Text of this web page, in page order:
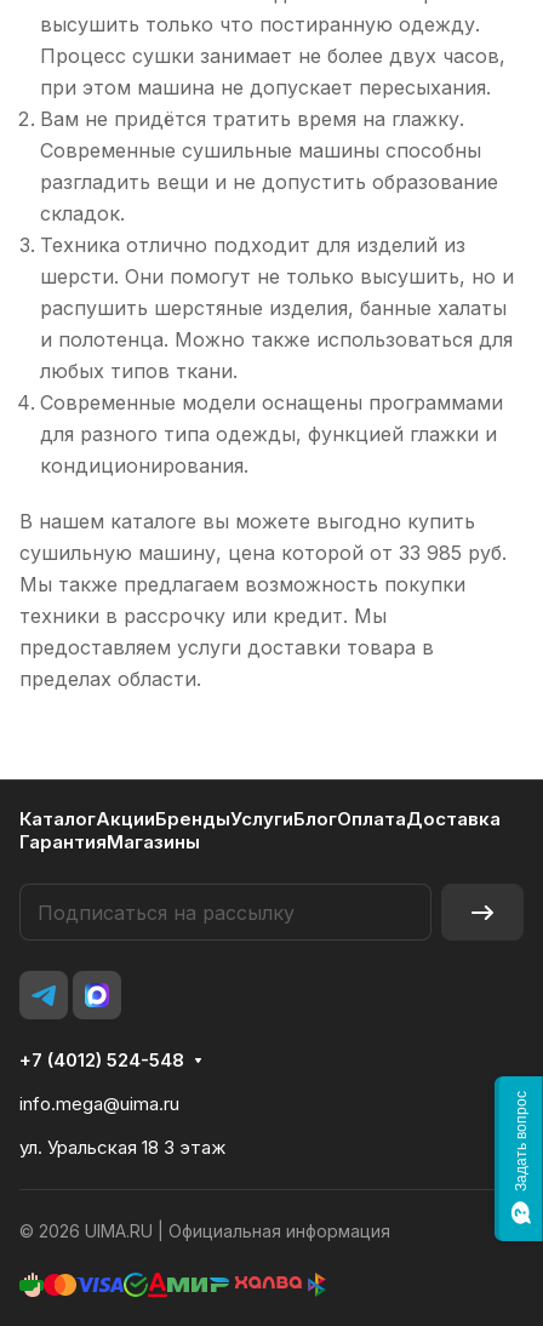
высушить только что постиранную одежду.
Процесс сушки занимает не более двух часов,
при этом машина не допускает пересыхания.
Вам не придётся тратить время на глажку.
Современные сушильные машины способны
разгладить вещи и не допустить образование
складок.
Техника отлично подходит для изделий из
шерсти. Они помогут не только высушить, но и
распушить шерстяные изделия, банные халаты
и полотенца. Можно также использоваться для
любых типов ткани.
Современные модели оснащены программами
для разного типа одежды, функцией глажки и
кондиционирования.
В нашем каталоге вы можете выгодно купить
сушильную машину, цена которой от 33 985 руб.
Мы также предлагаем возможность покупки
техники в рассрочку или кредит. Мы
предоставляем услуги доставки товара в
пределах области.
КаталогАкцииБрендыУслугиБлогОплатаДоставка
ГарантияМагазины
+7 (4012) 524-548
info.mega@uima.ru
ул. Уральская 18 3 этаж
© 2026 UIMA.RU | Официальная информация
Задать вопрос